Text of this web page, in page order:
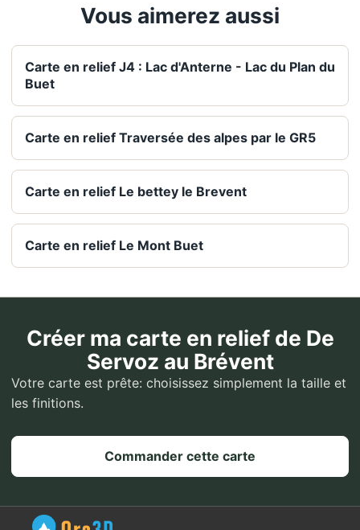
Vous aimerez aussi
Carte en relief J4 : Lac d'Anterne - Lac du Plan du
Buet
Carte en relief Traversée des alpes par le GR5
Carte en relief Le bettey le Brevent
Carte en relief Le Mont Buet
Créer ma carte en relief de De
Servoz au Brévent
Votre carte est prête: choisissez simplement la taille et
les finitions.
Commander cette carte